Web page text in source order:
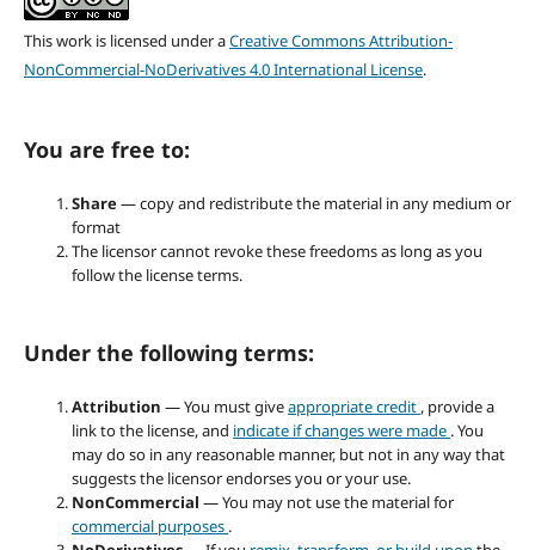
This work is licensed under aCreative Commons Attribution-
NonCommercial-NoDerivatives 4.0 International License.
You are free to:
Share— copy and redistribute the material in any medium or
format
The licensor cannot revoke these freedoms as long as you
follow the license terms.
Under the following terms:
Attribution — You must giveappropriate credit , provide a
link to the license, and indicate if changes were made . You
may do so in any reasonable manner, but not in any way that
suggests the licensor endorses you or your use.
NonCommercial — You may not use the material for
commercial purposes .